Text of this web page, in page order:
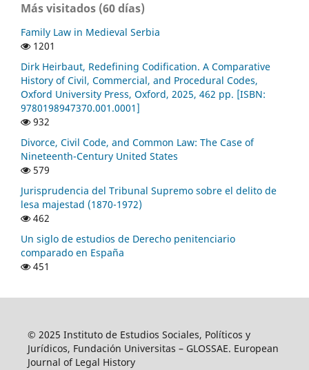
Más visitados (60 días)
Family Law in Medieval Serbia
1201
Dirk Heirbaut, Redefining Codification. A Comparative
History of Civil, Commercial, and Procedural Codes,
Oxford University Press, Oxford, 2025, 462 pp. [ISBN:
9780198947370.001.0001]
932
Divorce, Civil Code, and Common Law: The Case of
Nineteenth-Century United States
579
Jurisprudencia del Tribunal Supremo sobre el delito de
lesa majestad (1870-1972)
462
Un siglo de estudios de Derecho penitenciario
comparado en España
451
© 2025 Instituto de Estudios Sociales, Políticos y
Jurídicos, Fundación Universitas – GLOSSAE. European
Journal of Legal History